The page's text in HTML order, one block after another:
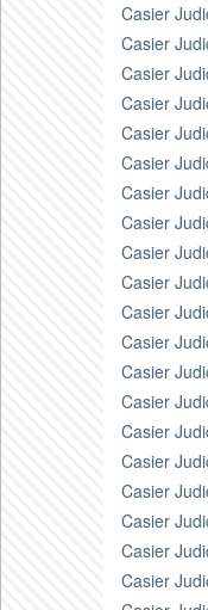
Casier
Casier
Casier
Casier
Casier
Casier
Casier
Casier
Casier
Casier
Casier
Casier
Casier
Casier
Casier
Casier
Casier
Casier
Casier
Casier